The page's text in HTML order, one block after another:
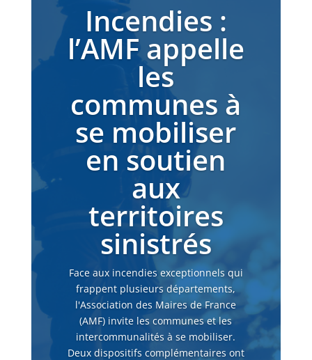
Incendies :
l’AMF appelle
les
communes à
se mobiliser
en soutien
aux
territoires
sinistrés
Face aux incendies exceptionnels qui
frappent plusieurs départements,
l'Association des Maires de France
(AMF) invite les communes et les
intercommunalités à se mobiliser.
Deux dispositifs complémentaires ont